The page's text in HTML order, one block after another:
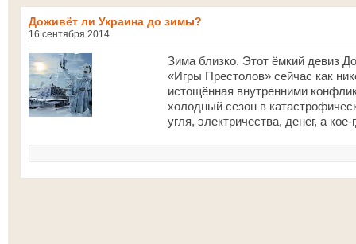
Доживёт ли Украина до зимы?
16 сентября 2014
Зима близко. Этот ёмкий девиз
«Игры Престолов» сейчас как
истощённая внутренними
холодный сезон в
угля, электричества, денег, а